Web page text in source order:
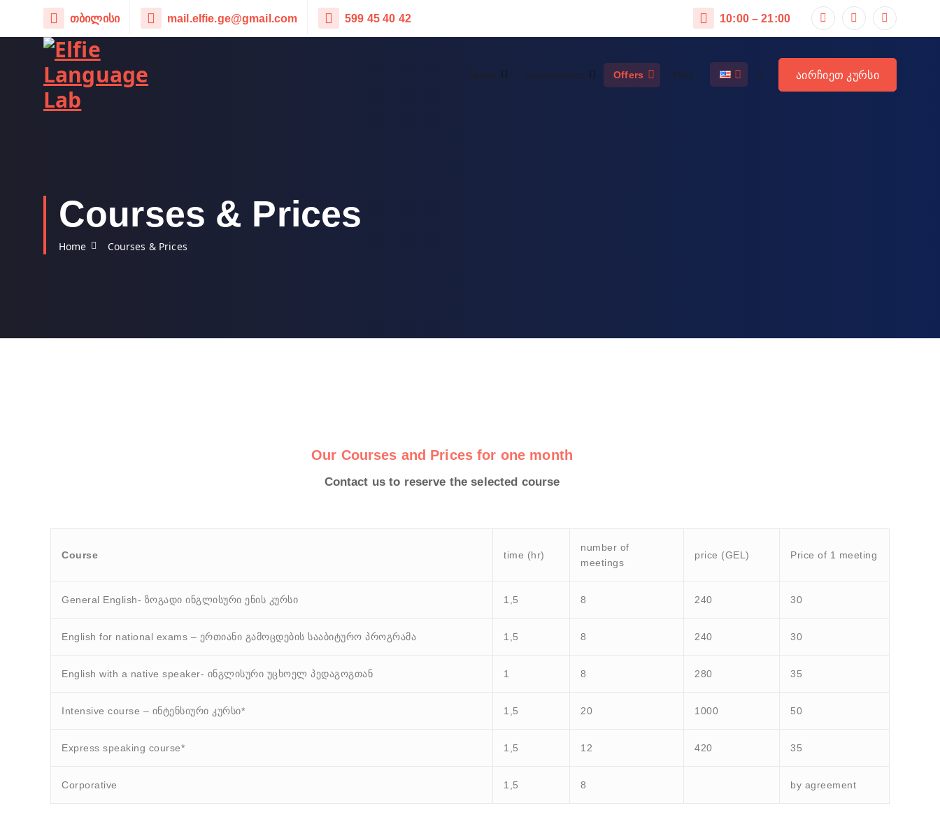
თბილისი mail.elfie.ge@gmail.com 599 45 40 42 10:00 – 21:00
Our courses Offers Test აირჩიეთ კურსი
Courses & Prices
Home Courses & Prices
Our Courses and Prices for one month
Contact us to reserve the selected course
Course time (hr)
number of
meetings
price (GEL) Price of 1 meeting
General English- ზოგადი ინგლისური ენის კურსი 1,5 8 240 30
English for national exams – ერთიანი გამოცდების სააბიტურო პროგრამა 1,5 8 240 30
English with a native speaker- ინგლისური უცხოელ პედაგოგთან 1 8 280 35
Intensive course – ინტენსიური კურსი* 1,5 20 1000 50
Express speaking course* 1,5 12 420 35
Corporative 1,5 8 by agreement